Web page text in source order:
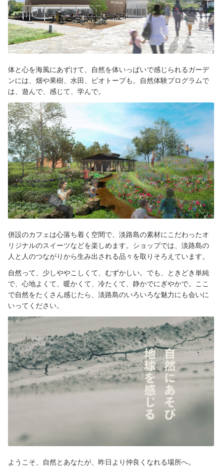
体と心を海風にあずけて、自然を体いっぱいで感じられるガーデ
ンには、畑や果樹、水田、ビオトープも。自然体験プログラムで
は、遊んで、感じて、学んで。
併設のカフェは心落ち着く空間で、淡路島の素材にこだわったオ
リジナルのスイーツなどを楽しめます。ショップでは、淡路島の
人と人のつながりから生み出される品々を取りそろえています。
自然って、少しややこしくて、むずかしい。でも、ときどき単純
で、心地よくて、暖かくて、冷たくて、静かでにぎやかで。ここ
で自然をたくさん感じたら、淡路島のいろいろな魅力にも会いに
いってください。
ようこそ、自然とあなたが、昨日より仲良くなれる場所へ。